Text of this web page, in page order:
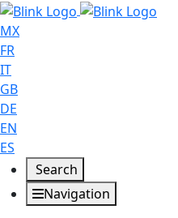
MX
FR
IT
GB
DE
EN
ES
Search
Navigation